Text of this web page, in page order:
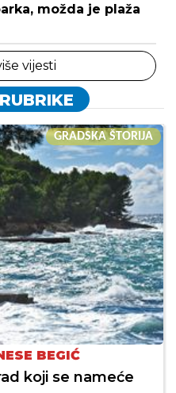
možda je plaža
vijesti
GRADSKA ŠTORIJA
BEGIĆ
koji se nameće